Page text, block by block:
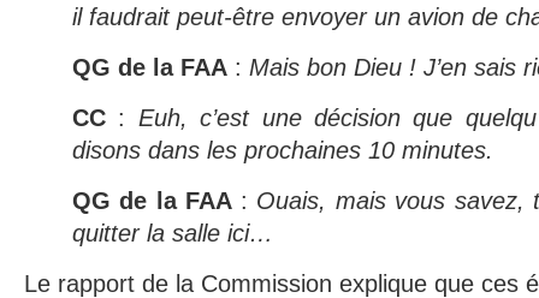
il faudrait peut-être envoyer un avion de
QG de la FAA : Mais bon Dieu ! J’en sais
CC : Euh, c’est une décision que
disons dans les prochaines 10 minutes.
QG de la FAA : Ouais, mais vous savez,
quitter la salle ici…
Le rapport de la Commission explique que ces